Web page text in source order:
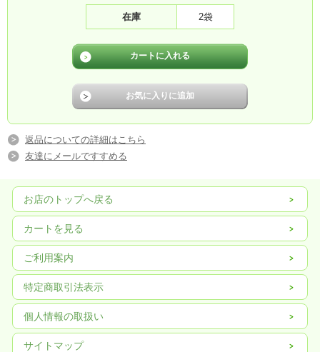
在庫 2袋
返品についての詳細はこちら
友達にメールですすめる
お店のトップへ戻る
カートを見る
ご利用案内
特定商取引法表示
個人情報の取扱い
サイトマップ